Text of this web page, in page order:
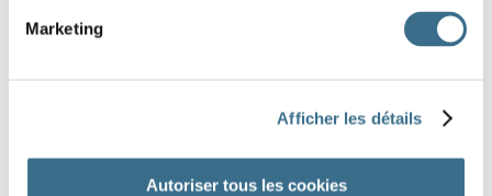
Marketing
Afficher les détails
Autoriser tous les cookies